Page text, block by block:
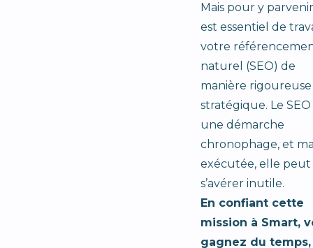
Mais pour y
est essentiel de
votre
naturel (SEO) de
manière
stratégique. Le
une démarche
chronophage, et
exécutée, elle peut
s’avérer inutile.
En confiant cette
mission à Smart,
gagnez du temps,